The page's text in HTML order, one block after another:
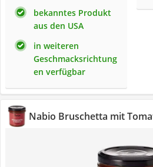
bekanntes Produkt
aus den USA
in weiteren
Geschmacksrichtung
en verfügbar
Nabio Bruschetta mit